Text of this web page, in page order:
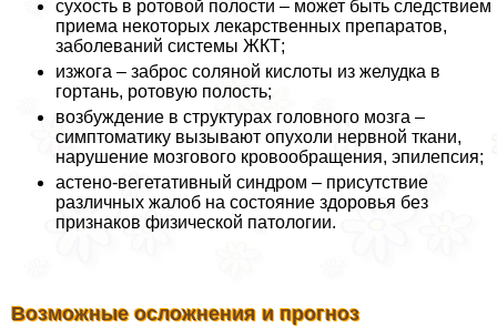
сухость в ротовой полости – может быть следствием
приема некоторых лекарственных препаратов,
заболеваний системы ЖКТ;
изжога – заброс соляной кислоты из желудка в
гортань, ротовую полость;
возбуждение в структурах головного мозга –
симптоматику вызывают опухоли нервной ткани,
нарушение мозгового кровообращения, эпилепсия;
астено-вегетативный синдром – присутствие
различных жалоб на состояние здоровья без
признаков физической патологии.
Возможные осложнения и прогноз